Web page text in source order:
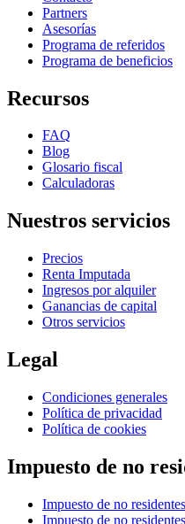
Partners
Asesorías
Programa de referidos
Programa de beneficios
Recursos
FAQ
Blog
Glosario fiscal
Calculadoras
Nuestros servicios
Precios
Renta Imputada
Ingresos por alquiler
Ganancias de capital
Otros servicios
Legal
Condiciones generales
Política de privacidad
Política de cookies
Impuesto de no
Impuesto de no
Impuesto de no